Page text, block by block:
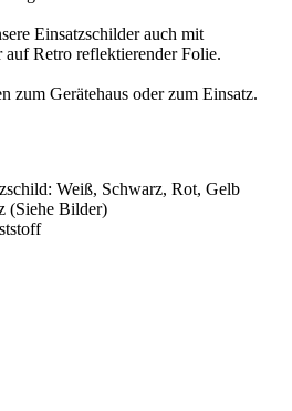
Einsatzschilder auch mit
Retro reflektierender Folie.
zum Gerätehaus oder zum Einsatz.
Weiß, Schwarz, Rot, Gelb
(Siehe Bilder)